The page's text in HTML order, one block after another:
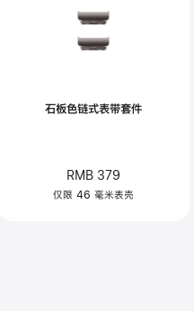
石板色链式表带套件
RMB 379
仅限 46 毫米表壳